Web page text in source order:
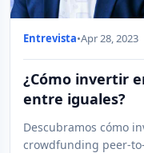
Entrevista•Apr 28, 2023
¿Cómo invertir
entre iguales?
Descubramos cómo
crowdfunding peer-